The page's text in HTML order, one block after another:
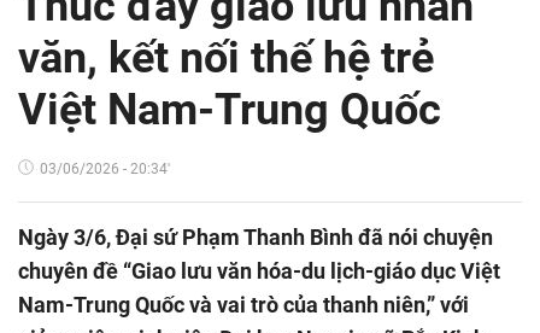
văn, kết nối thế hệ trẻ
Việt Nam-Trung Quốc
03/06/2026 - 20:34'
Ngày 3/6, Đại sứ Phạm Thanh Bình đã nói chuyện
chuyên đề “Giao lưu văn hóa-du lịch-giáo dục Việt
Nam-Trung Quốc và vai trò của thanh niên,” với